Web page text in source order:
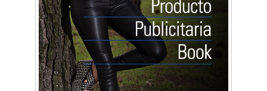
Artística Veral
BAIC Ramos Mejía